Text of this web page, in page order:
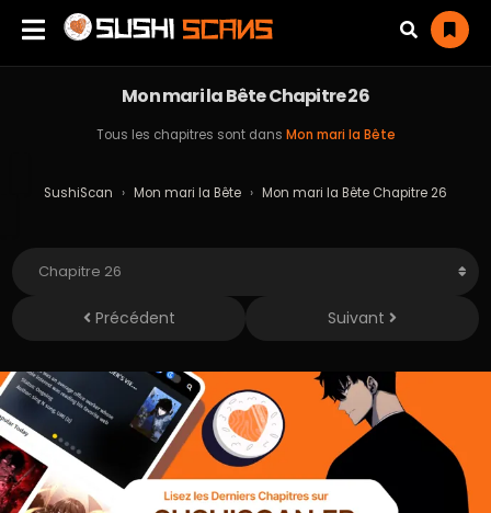
Mon mari la Bête Chapitre 26
Tous les chapitres sont dans Mon mari la Bête
SushiScan › Mon mari la Bête › Mon mari la Bête Chapitre 26
Précédent Suivant